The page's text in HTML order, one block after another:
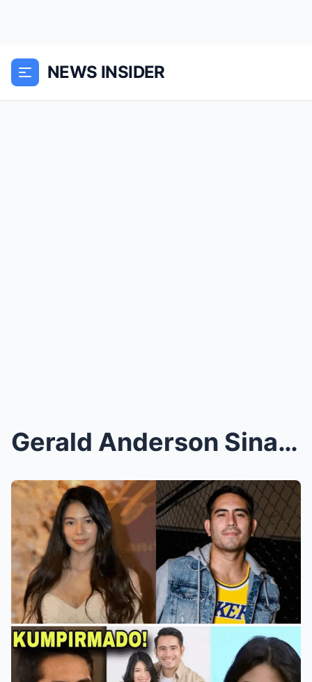
NEWS INSIDER
Gerald Anderson SinapubIiko na ang Pagbubuntis ni ...